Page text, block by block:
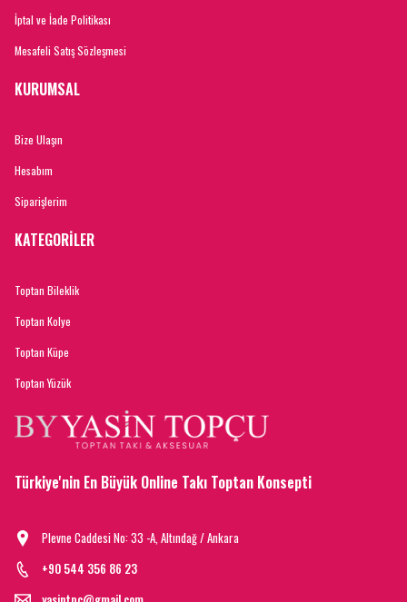
İptal ve İade Politikası
Mesafeli Satış Sözleşmesi
KURUMSAL
Bize Ulaşın
Hesabım
Siparişlerim
KATEGORİLER
Toptan Bileklik
Toptan Kolye
Toptan Küpe
Toptan Yüzük
Türkiye'nin En Büyük Online Takı Toptan Konsepti
Plevne Caddesi No: 33 -A, Altındağ / Ankara
+90 544 356 86 23